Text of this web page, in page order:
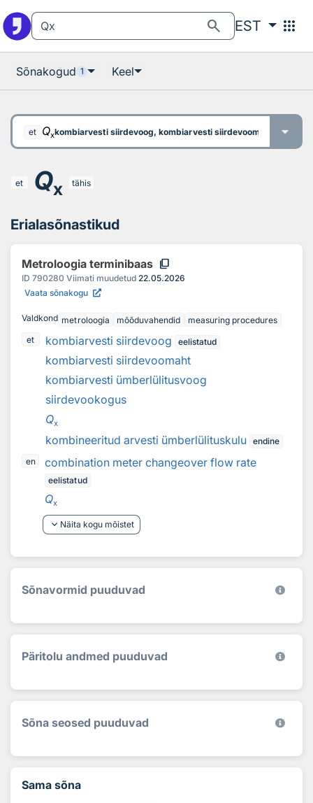
search EST apps
Sõnakogud 1 Keel
et Qxkombiarvesti siirdevoog, kombiarvesti siirdevoomaht,
et Qx tähis
Erialasõnastikud
Metroloogia terminibaas content_copy
ID 790280 Viimati muudetud 22.05.2026
Vaata sõnakogu
Valdkond metroloogia mõõduvahendid
measuring procedures
et
kombiarvesti siirdevoog eelistatud
kombiarvesti siirdevoomaht
kombiarvesti ümberlülitusvoog
siirdevookogus
Qx
kombineeritud arvesti ümberlülituskulu endine
en
combination meter changeover flow rate
eelistatud
Qx
keyboard_arrow_down Näita kogu mõistet
Sõnavormid puuduvad
Päritolu andmed puuduvad
Sõna seosed puuduvad
Sama sõna